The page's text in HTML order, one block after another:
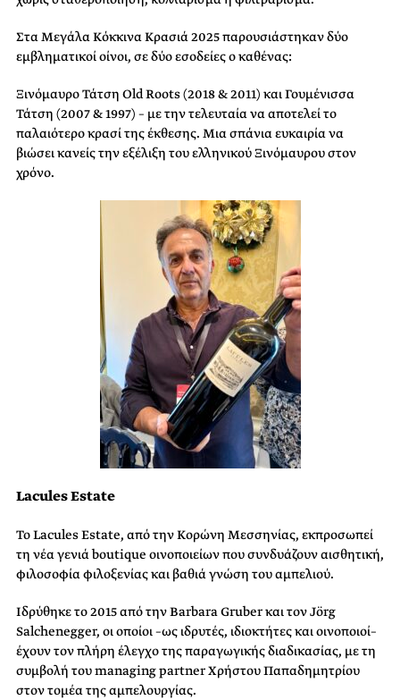
Στα Μεγάλα Κόκκινα Κρασιά 2025 παρουσιάστηκαν δύο
εμβληματικοί οίνοι, σε δύο εσοδείες ο καθένας:
Ξινόμαυρο Τάτση Old Roots (2018 & 2011) και Γουμένισσα
Τάτση (2007 & 1997) – με την τελευταία να αποτελεί το
παλαιότερο κρασί της έκθεσης. Μια σπάνια ευκαιρία να
βιώσει κανείς την εξέλιξη του ελληνικού Ξινόμαυρου στον
χρόνο.
Lacules Estate
Το Lacules Estate, από την Κορώνη Μεσσηνίας, εκπροσωπεί
τη νέα γενιά boutique οινοποιείων που συνδυάζουν αισθητική,
φιλοσοφία φιλοξενίας και βαθιά γνώση του αμπελιού.
Ιδρύθηκε το 2015 από την Barbara Gruber και τον Jörg
Salchenegger, οι οποίοι –ως ιδρυτές, ιδιοκτήτες και οινοποιοί–
έχουν τον πλήρη έλεγχο της παραγωγικής διαδικασίας, με τη
συμβολή του managing partner Χρήστου Παπαδημητρίου
στον τομέα της αμπελουργίας.